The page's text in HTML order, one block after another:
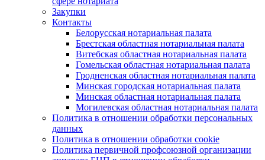
Закупки
Контакты
Белорусская нотариальная палата
Брестская областная нотариальная палата
Витебская областная нотариальная палата
Гомельская областная нотариальная палата
Гродненская областная нотариальная палата
Минская городская нотариальная палата
Минская областная нотариальная палата
Могилевская областная нотариальная палата
Политика в отношении обработки персональных
данных
Политика в отношении обработки cookie
Политика первичной профсоюзной организации